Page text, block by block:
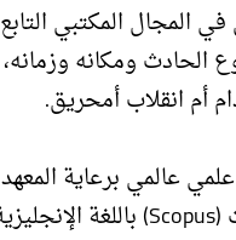
المجال المكتبي التابع
الحادث ومكانه وزمانه،
أم انقلاب أمحريق.
عالمي برعاية المعهد